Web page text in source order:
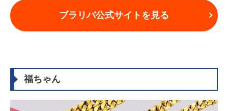
ブラリバ公式サイトを見る
福ちゃん